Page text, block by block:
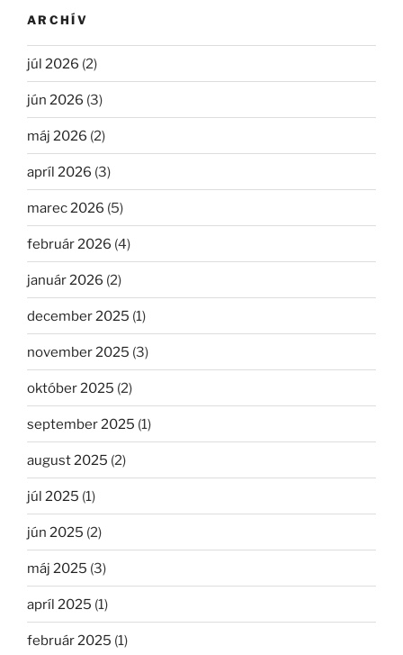
ARCHÍV
júl 2026 (2)
jún 2026 (3)
máj 2026 (2)
apríl 2026 (3)
marec 2026 (5)
február 2026 (4)
január 2026 (2)
december 2025 (1)
november 2025 (3)
október 2025 (2)
september 2025 (1)
august 2025 (2)
júl 2025 (1)
jún 2025 (2)
máj 2025 (3)
apríl 2025 (1)
február 2025 (1)